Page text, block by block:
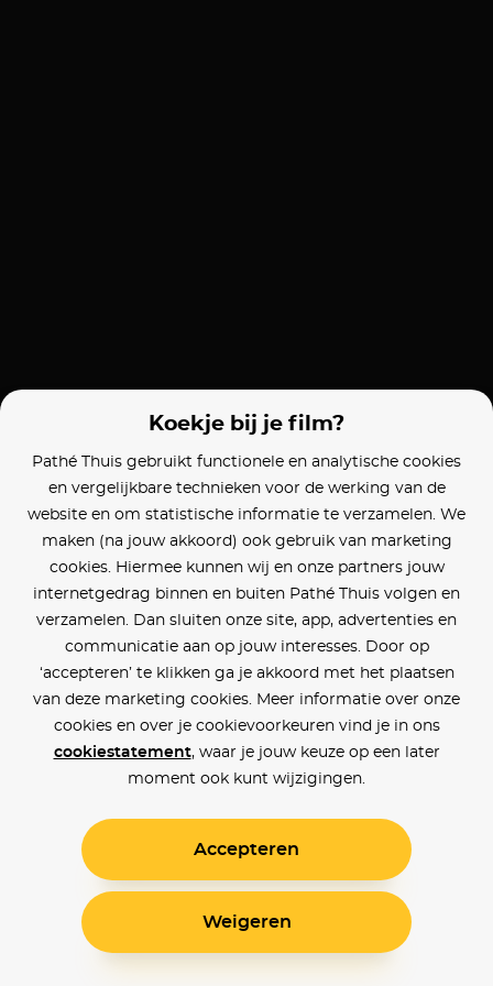
Koekje bij je film?
Pathé Thuis gebruikt functionele en analytische cookies
en vergelijkbare technieken voor de werking van de
website en om statistische informatie te verzamelen. We
maken (na jouw akkoord) ook gebruik van marketing
cookies. Hiermee kunnen wij en onze partners jouw
internetgedrag binnen en buiten Pathé Thuis volgen en
verzamelen. Dan sluiten onze site, app, advertenties en
communicatie aan op jouw interesses. Door op
‘accepteren’ te klikken ga je akkoord met het plaatsen
van deze marketing cookies. Meer informatie over onze
cookies en over je cookievoorkeuren vind je in ons
cookiestatement, waar je jouw keuze op een later
moment ook kunt wijzigingen.
Accepteren
Weigeren